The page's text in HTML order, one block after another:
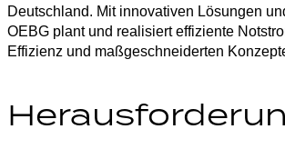
Deutschland. Mit innovativen Lösungen
OEBG plant und realisiert effiziente
Effizienz und maßgeschneiderten